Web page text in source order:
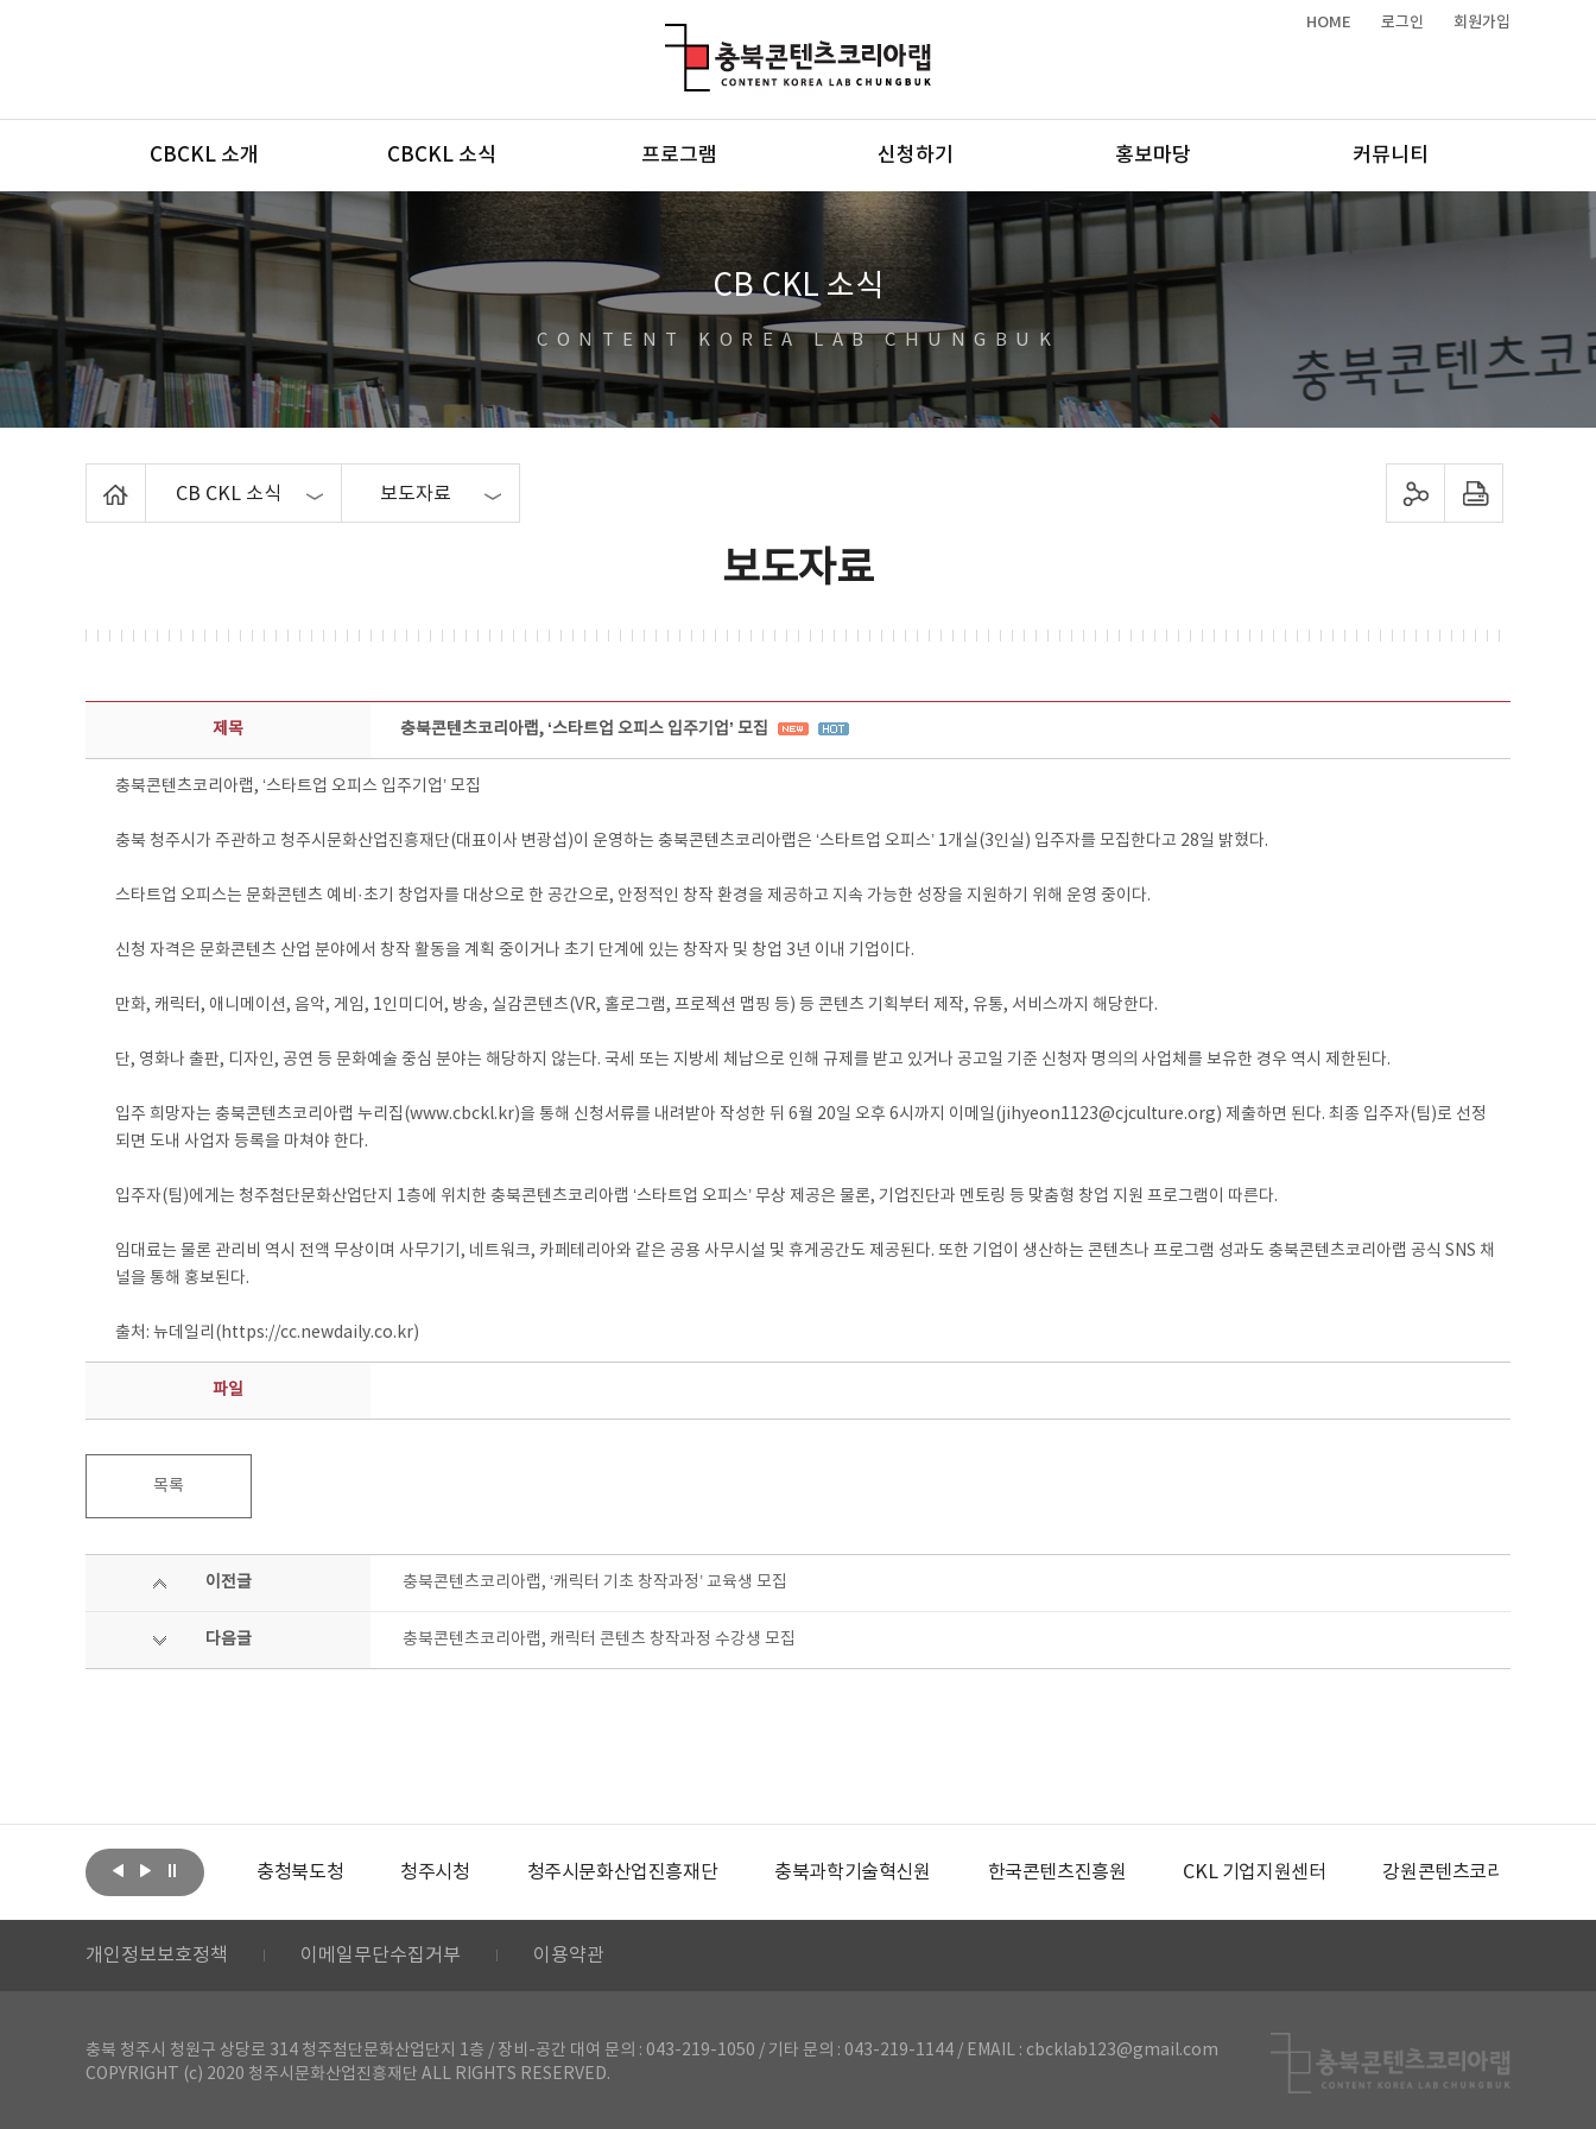
HOME 로그인 회원가입
메뉴
CBCKL 소개 CBCKL 소식 프로그램 신청하기 홍보마당 커뮤니티
CB CKL 소식
CONTENT KOREA LAB CHUNGBUK
CB CKL 소식 보도자료 sns 공유하기 프린트하기
보도자료
보도자료 상세보기 - 제목, 담당부서, 담당자, 담당연락처, 내용, 첨부파일 정보 제공
제목 충북콘텐츠코리아랩, ‘스타트업 오피스 입주기업’ 모집
충북콘텐츠코리아랩, ‘스타트업 오피스 입주기업’ 모집
충북 청주시가 주관하고 청주시문화산업진흥재단(대표이사 변광섭)이 운영하는 충북콘텐츠코리아랩은 ‘스타트업 오피스’ 1개실(3인실) 입주자를 모집한다고 28일 밝혔다.
스타트업 오피스는 문화콘텐츠 예비·초기 창업자를 대상으로 한 공간으로, 안정적인 창작 환경을 제공하고 지속 가능한 성장을 지원하기 위해 운영 중이다.
신청 자격은 문화콘텐츠 산업 분야에서 창작 활동을 계획 중이거나 초기 단계에 있는 창작자 및 창업 3년 이내 기업이다.
만화, 캐릭터, 애니메이션, 음악, 게임, 1인미디어, 방송, 실감콘텐츠(VR, 홀로그램, 프로젝션 맵핑 등) 등 콘텐츠 기획부터 제작, 유통, 서비스까지 해당한다.
단, 영화나 출판, 디자인, 공연 등 문화예술 중심 분야는 해당하지 않는다. 국세 또는 지방세 체납으로 인해 규제를 받고 있거나 공고일 기준 신청자 명의의 사업체를 보유한 경우 역시 제한된다.
입주 희망자는 충북콘텐츠코리아랩 누리집(www.cbckl.kr)을 통해 신청서류를 내려받아 작성한 뒤 6월 20일 오후 6시까지 이메일(jihyeon1123@cjculture.org) 제출하면 된다. 최종 입주자(팀)로 선정
되면 도내 사업자 등록을 마쳐야 한다.
입주자(팀)에게는 청주첨단문화산업단지 1층에 위치한 충북콘텐츠코리아랩 ‘스타트업 오피스’ 무상 제공은 물론, 기업진단과 멘토링 등 맞춤형 창업 지원 프로그램이 따른다.
임대료는 물론 관리비 역시 전액 무상이며 사무기기, 네트워크, 카페테리아와 같은 공용 사무시설 및 휴게공간도 제공된다. 또한 기업이 생산하는 콘텐츠나 프로그램 성과도 충북콘텐츠코리아랩 공식 SNS 채
널을 통해 홍보된다.
출처: 뉴데일리(https://cc.newdaily.co.kr)
파일
목록
이전글 충북콘텐츠코리아랩, ‘캐릭터 기초 창작과정’ 교육생 모집
다음글 충북콘텐츠코리아랩, 캐릭터 콘텐츠 창작과정 수강생 모집
문화체육관광부 충청북도청 청주시청 청주시문화산업진흥재단 충북과학기술혁신원 한국콘텐츠진흥원 CKL 기업지원센터 강원콘텐츠코리아랩
개인정보보호정책 이메일무단수집거부 이용약관
충북 청주시 청원구 상당로 314 청주첨단문화산업단지 1층 / 장비-공간 대여 문의 : 043-219-1050 / 기타 문의 : 043-219-1144 / EMAIL : cbcklab123@gmail.com
COPYRIGHT (c) 2020 청주시문화산업진흥재단 ALL RIGHTS RESERVED.